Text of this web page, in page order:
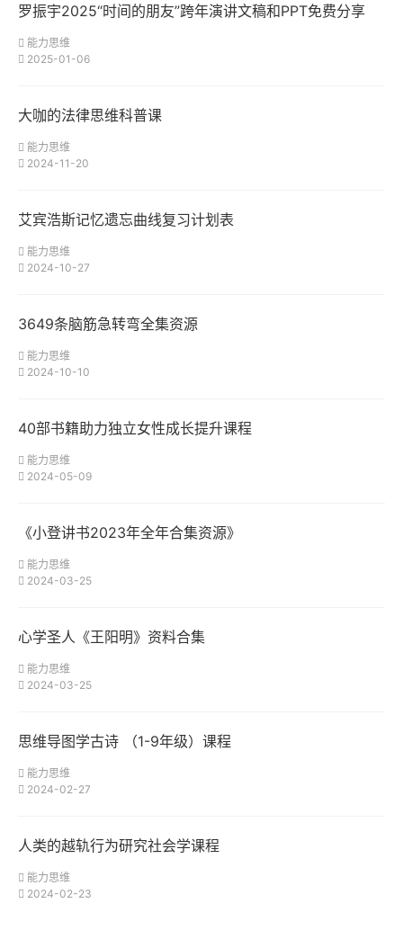
罗振宇2025“时间的朋友”跨年演讲文稿和PPT免费分享
能力思维
2025-01-06
大咖的法律思维科普课
能力思维
2024-11-20
艾宾浩斯记忆遗忘曲线复习计划表
能力思维
2024-10-27
3649条脑筋急转弯全集资源
能力思维
2024-10-10
40部书籍助力独立女性成长提升课程
能力思维
2024-05-09
《小登讲书2023年全年合集资源》
能力思维
2024-03-25
心学圣人《王阳明》资料合集
能力思维
2024-03-25
思维导图学古诗 （1-9年级）课程
能力思维
2024-02-27
人类的越轨行为研究社会学课程
能力思维
2024-02-23